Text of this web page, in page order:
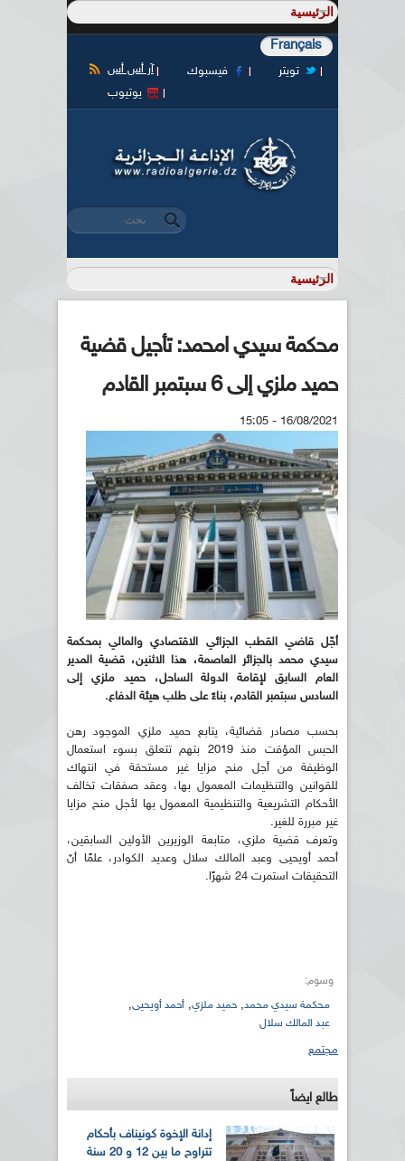
Français
آر أس أس فيسبوك
تويتر
يوتيوب
استمارة البحث
‏بحث ‏
محكمة سيدي امحمد: تأجيل قضية
حميد ملزي إلى 6 سبتمبر القادم
16/08/2021 - 15:05
أجّل قاضي القطب الجزائي الاقتصادي والمالي بمحكمة
سيدي محمد بالجزائر العاصمة، هذا الاثنين، قضية المدير
العام السابق لإقامة الدولة الساحل، حميد ملزي إلى
السادس سبتمبر القادم، بناءً على طلب هيئة الدفاع.
بحسب مصادر قضائية، يتابع حميد ملزي الموجود رهن
الحبس المؤقت منذ 2019 بتهم تتعلق بسوء استعمال
الوظيفة من أجل منح مزايا غير مستحقة في انتهاك
للقوانين والتنظيمات المعمول بها، وعقد صفقات تخالف
الأحكام التشريعية والتنظيمية المعمول بها لأجل منح مزايا
غير مبررة للغير.
وتعرف قضية ملزي، متابعة الوزيرين الأولين السابقين،
أحمد أويحيى وعبد المالك سلال وعديد الكوادر، علمًا أنّ
التحقيقات استمرت 24 شهرًا.
وسوم:
محكمة سيدي محمد, حميد ملزي, أحمد أويحيى,
عبد المالك سلال
مجتمع
طالع ايضاً
إدانة الإخوة كونيناف بأحكام
تتراوح ما بين 12 و 20 سنة